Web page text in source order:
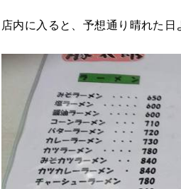
店内に入ると、予想通り晴れた